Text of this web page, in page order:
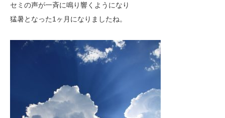
セミの声が一斉に鳴り響くようになり
猛暑となった1ヶ月になりましたね。